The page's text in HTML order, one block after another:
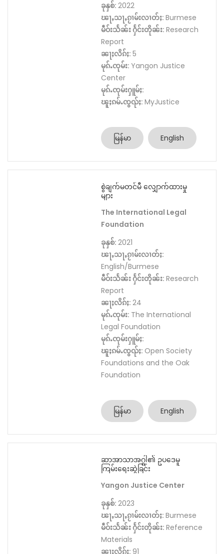
ခုနှစ်: 2022
ၽႃႇသႃႇၵႂၢမ်းလၢတ်ႈ: Burmese
မဵဝ်းသႅၼ်း ႁႅင်းတိုၼ်း: Research
Report
ၼႃႈလိၵ်ႈ: 5
မုၵ်ႉၸုမ်း: Yangon Justice
Center
မုၵ်ႉၸုမ်းႁူမ်ႈ:
ၽူႈၵမ်ႉၸွၺ်ႈ: MyJustice
မြန်မာ English
စွဲချက်မတင်မီ လျှောက်ထားမှု
များ
The International Legal
Foundation
ခုနှစ်: 2021
ၽႃႇသႃႇၵႂၢမ်းလၢတ်ႈ:
English/Burmese
မဵဝ်းသႅၼ်း ႁႅင်းတိုၼ်း: Research
Report
ၼႃႈလိၵ်ႈ: 24
မုၵ်ႉၸုမ်း: The International
Legal Foundation
မုၵ်ႉၸုမ်းႁူမ်ႈ:
ၽူႈၵမ်ႉၸွၺ်ႈ: Open Society
Foundations and the Oak
Foundation
မြန်မာ English
ဆာအာသာအဂ္ဂါ၏ ဥပဒေမူ
ကြမ်းရေးဆွဲခြင်း
Yangon Justice Center
ခုနှစ်: 2023
ၽႃႇသႃႇၵႂၢမ်းလၢတ်ႈ: Burmese
မဵဝ်းသႅၼ်း ႁႅင်းတိုၼ်း: Reference
Materials
ၼႃႈလိၵ်ႈ: 91